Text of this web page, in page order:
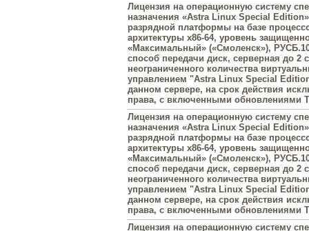
Лицензия на операционную систему
назначения «Astra Linux Special
разрядной платформы на базе
архитектуры х86-64, уровень
«Максимальный» («Смоленск»),
способ передачи диск, серверная до 2
неограниченного количества
управлением "Astra Linux Special
данном сервере, на срок действия
права, с включенными обновлениями
Лицензия на операционную систему
назначения «Astra Linux Special
разрядной платформы на базе
архитектуры х86-64, уровень
«Максимальный» («Смоленск»),
способ передачи диск, серверная до 2
неограниченного количества
управлением "Astra Linux Special
данном сервере, на срок действия
права, с включенными обновлениями
Лицензия на операционную систему